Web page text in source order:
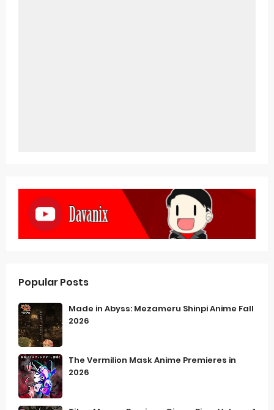
Popular Posts
Made in Abyss: Mezameru Shinpi Anime Fall
2026
The Vermilion Mask Anime Premieres in
2026